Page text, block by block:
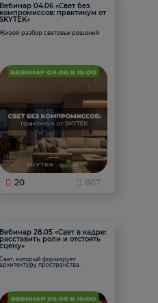
Вебинар 04.06 «Свет без
компромиссов: практикум от
SKYTEK»
Живой разбор световых решений
20 807
Вебинар 28.05 «Свет в кадре:
расставить роли и отстоять
сцену»
Свет, который формирует
архитектуру пространства.